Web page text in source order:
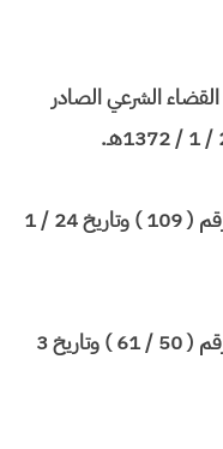
الشرعي الصادر
وبعد الاطلاع على قرار مجلس الشورى رقم ( 109 ) وتاريخ 24 / 1
وبعد الاطلاع على قرار مجلس الشورى رقم ( 50 / 61 ) وتاريخ 3